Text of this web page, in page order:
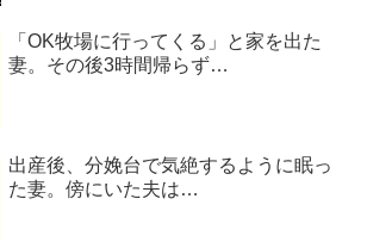
「OK牧場に行ってくる」と家を出た
妻。その後3時間帰らず…
出産後、分娩台で気絶するように眠っ
た妻。傍にいた夫は…